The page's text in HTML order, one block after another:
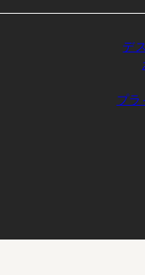
デ
プ